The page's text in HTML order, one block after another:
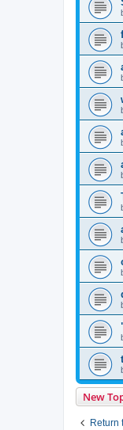
New
Return